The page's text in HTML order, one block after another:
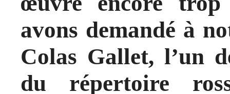
avons demandé à
Colas Gallet, l’un
du répertoire